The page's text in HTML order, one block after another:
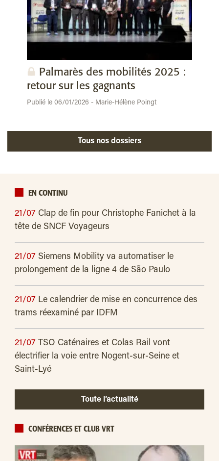
Palmarès des mobilités 2025 :
retour sur les gagnants
Publié le 06/01/2026 - Marie-Hélène Poingt
Tous nos dossiers
EN CONTINU
21/07 Clap de fin pour Christophe Fanichet à la
tête de SNCF Voyageurs
21/07 Siemens Mobility va automatiser le
prolongement de la ligne 4 de São Paulo
21/07 Le calendrier de mise en concurrence des
trams réexaminé par IDFM
21/07 TSO Caténaires et Colas Rail vont
électrifier la voie entre Nogent-sur-Seine et
Saint-Lyé
Toute l’actualité
CONFÉRENCES ET CLUB VRT